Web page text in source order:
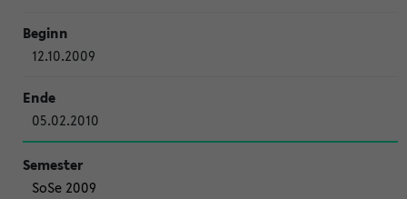
12.10.2009
05.02.2010
SoSe 2009